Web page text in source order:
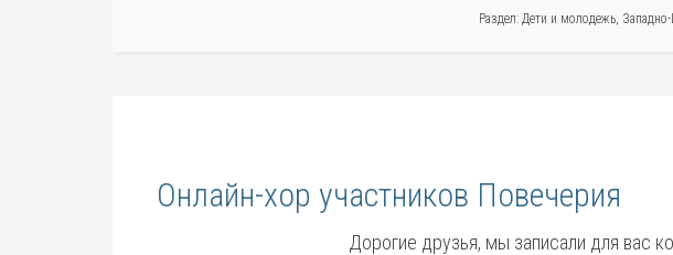
Раздел: Дети и молодежь,
Онлайн-хор участников Повечерия
Дорогие друзья, мы записали для вас